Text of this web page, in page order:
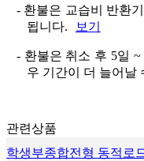
- 환불은 교습비 반환
됩니다.
보기
- 환불은 취소 후 5일
우 기간이 더 늘어날
관련상품
학생부종합전형 동적로